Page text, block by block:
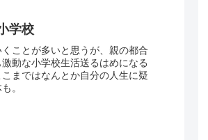
学校
ことが多いと思うが、親の都合
動な小学校生活送るはめになる
まではなんとか自分の人生に疑
。